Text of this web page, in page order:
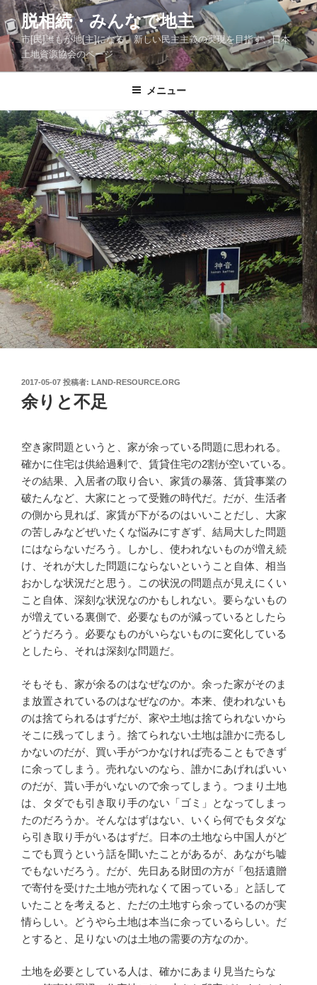
コ
ン
テ
ツ
ス
キ
ッ
プ
脱相続・みんなで地主
市[民]誰もが地[主]になる、新しい民主主義の実現を目指す、日本
土地資源協会のページ
メニュー
投
稿
日:
2017-05-07 投稿者: LAND-RESOURCE.ORG
余りと不足
空き家問題というと、家が余っている問題に思われる。
確かに住宅は供給過剰で、賃貸住宅の2割が空いている。
その結果、入居者の取り合い、家賃の暴落、賃貸事業の
破たんなど、大家にとって受難の時代だ。だが、生活者
の側から見れば、家賃が下がるのはいいことだし、大家
の苦しみなどぜいたくな悩みにすぎず、 結局大した問題
にはならないだろう。しかし、使われないものが増え続
け、それが大した問題にならないということ自体、相当
おかしな状況だと思う。この状況の問題点が見えにくい
こと自体、深刻な状況なのかもしれない。要らないもの
が増えている裏側で、必要なものが減っているとしたら
どうだろう。必要なものがいらないものに変化している
としたら、それは深刻な問題だ。
そもそも、家が余るのはなぜなのか。余った家がそのま
ま放置されているのはなぜなのか。本来、使われないも
のは捨てられるはずだが、家や土地は捨てられないから
そこに残ってしまう。捨てられない土地は誰かに売るし
かないのだが、買い手がつかなければ売ることもできず
に余ってしまう。売れないのなら、誰かにあげればいい
のだが、貰い手がいないので余ってしまう。つまり土地
は、タダでも引き取り手のない「ゴミ」となってしまっ
たのだろうか。そんなはずはない、いくら何でもタダな
ら引き取り手がいるはずだ。日本の土地なら中国人がど
こでも買うという話を聞いたことがあるが、あながち嘘
でもないだろう。だが、先日ある財団の方が「包括遺贈
で寄付を受けた土地が売れなくて困っている」と話して
いたことを考えると、ただの土地すら余っているのが実
情らしい。どうやら土地は本当に余っているらしい。だ
とすると、足りないのは土地の需要の方なのか。
土地を必要としている人は、確かにあまり見当たらな